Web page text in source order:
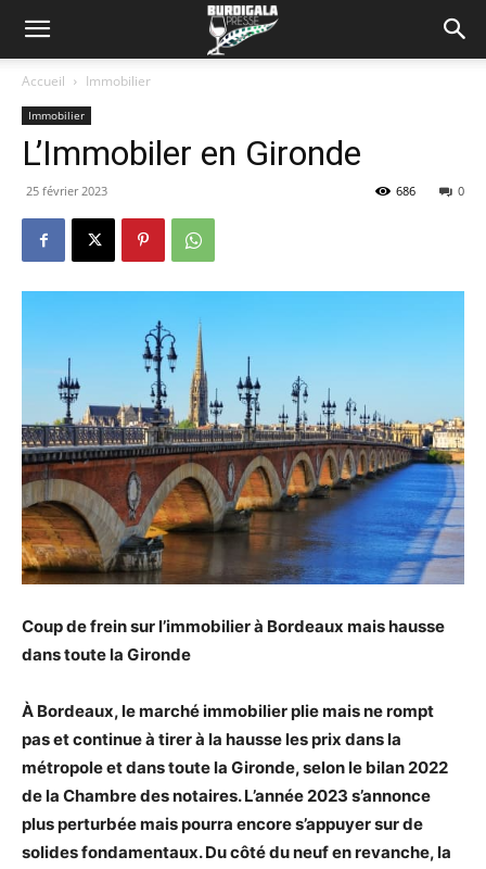
Accueil Immobilier
Immobilier
L’Immobiler en Gironde
25 février 2023 0
686
Coup de frein sur l’immobilier à Bordeaux mais hausse
dans toute la Gironde
À Bordeaux, le marché immobilier plie mais ne rompt
pas et continue à tirer à la hausse les prix dans la
métropole et dans toute la Gironde, selon le bilan 2022
de la Chambre des notaires. L’année 2023 s’annonce
plus perturbée mais pourra encore s’appuyer sur de
solides fondamentaux. Du côté du neuf en revanche, la